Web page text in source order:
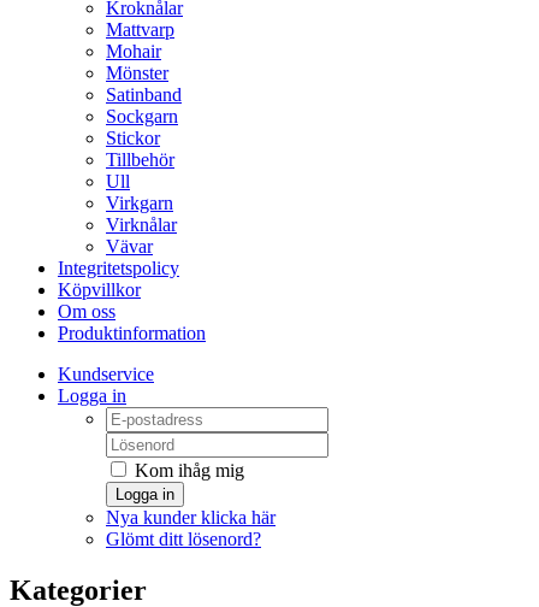
Kroknålar
Mattvarp
Mohair
Mönster
Satinband
Sockgarn
Stickor
Tillbehör
Ull
Virkgarn
Virknålar
Vävar
Integritetspolicy
Köpvillkor
Om oss
Produktinformation
Kundservice
Logga in
Kom ihåg mig
Logga in
Nya kunder klicka här
Glömt ditt lösenord?
Kategorier